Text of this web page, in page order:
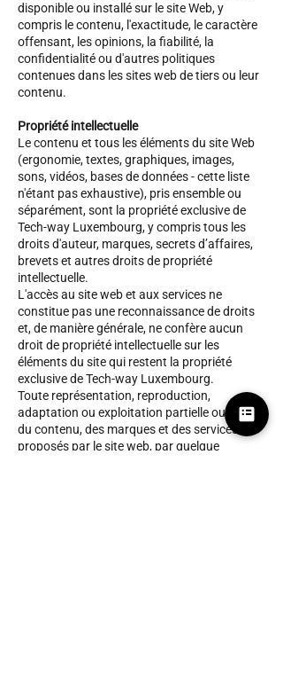
disponible ou installé sur le site Web, y
compris le contenu, l'exactitude, le caractère
offensant, les opinions, la fiabilité, la
confidentialité ou d'autres politiques
contenues dans les sites web de tiers ou leur
contenu.
Propriété intellectuelle
Le contenu et tous les éléments du site Web
(ergonomie, textes, graphiques, images,
sons, vidéos, bases de données - cette liste
n'étant pas exhaustive), pris ensemble ou
séparément, sont la propriété exclusive de
Tech-way Luxembourg, y compris tous les
droits d'auteur, marques, secrets d’affaires,
brevets et autres droits de propriété
intellectuelle.
L'accès au site web et aux services ne
constitue pas une reconnaissance de droits
et, de manière générale, ne confère aucun
droit de propriété intellectuelle sur les
éléments du site qui restent la propriété
exclusive de Tech-way Luxembourg.
Toute représentation, reproduction,
adaptation ou exploitation partielle ou totale
du contenu, des marques et des services
proposés par le site web, par quelque